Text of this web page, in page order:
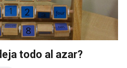
todo al azar?